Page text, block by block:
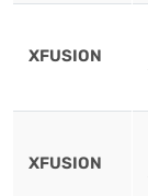
XFUSION
XFUSION